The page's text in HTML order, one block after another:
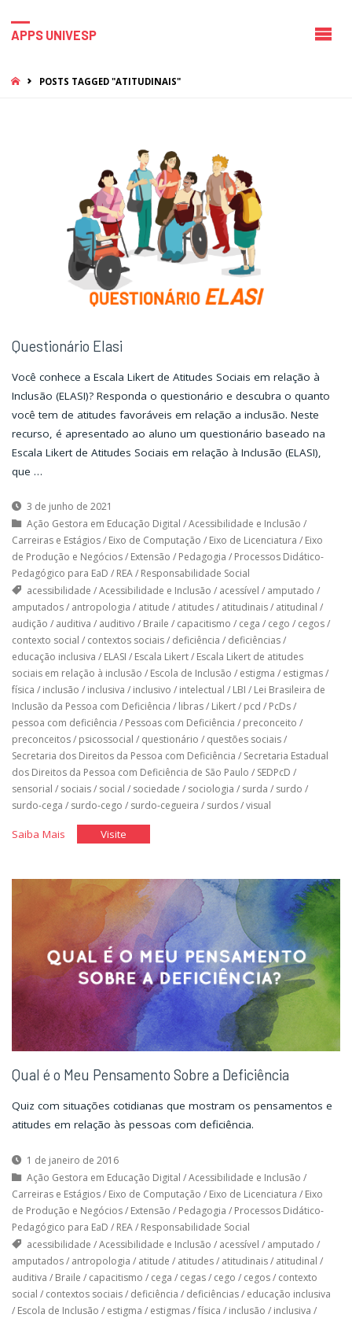
APPS UNIVESP
HOMEPOSTS TAGGED "ATITUDINAIS"
Questionário Elasi
Você conhece a Escala Likert de Atitudes Sociais em relação à
Inclusão (ELASI)? Responda o questionário e descubra o quanto
você tem de atitudes favoráveis em relação a inclusão. Neste
recurso, é apresentado ao aluno um questionário baseado na
Escala Likert de Atitudes Sociais em relação à Inclusão (ELASI),
que …
3 de junho de 2021
Ação Gestora em Educação Digital /Acessibilidade e Inclusão /
Carreiras e Estágios/ Eixo de Computação / Eixo de Licenciatura / Eixo
de Produção e Negócios/ Extensão / Pedagogia / Processos Didático-
Pedagógico para EaD / REA/ Responsabilidade Social
acessibilidade /Acessibilidade e Inclusão / acessível / amputado /
amputados/ antropologia / atitude / atitudes/ atitudinais/ atitudinal /
audição / auditiva / auditivo / Braile / capacitismo / cega / cego / cegos/
contexto social / contextos sociais/ deficiência / deficiências/
educação inclusiva / ELASI / Escala Likert/ Escala Likert de atitudes
sociais em relação à inclusão / Escola de Inclusão / estigma / estigmas/
física / inclusão / inclusiva / inclusivo / intelectual / LBI / Lei Brasileira de
Inclusão da Pessoa com Deficiência / libras/ Likert/ pcd / PcDs/
pessoa com deficiência / Pessoas com Deficiência / preconceito /
preconceitos/ psicossocial / questionário / questões sociais/
Secretaria dos Direitos da Pessoa com Deficiência / Secretaria Estadual
dos Direitos da Pessoa com Deficiência de São Paulo / SEDPcD /
sensorial / sociais/ social / sociedade / sociologia / surda / surdo /
surdo-cega / surdo-cego / surdo-cegueira / surdos/visual
Saiba Mais"Questionário
Visite"Questionário
Qual é o Meu Pensamento Sobre a Deficiência
Quiz com situações cotidianas que mostram os pensamentos e
atitudes em relação às pessoas com deficiência.
1 de janeiro de 2016
Ação Gestora em Educação Digital /Acessibilidade e Inclusão /
Carreiras e Estágios/ Eixo de Computação / Eixo de Licenciatura / Eixo
de Produção e Negócios/ Extensão / Pedagogia / Processos Didático-
Pedagógico para EaD / REA/ Responsabilidade Social
acessibilidade /Acessibilidade e Inclusão / acessível / amputado /
amputados/ antropologia / atitude / atitudes/ atitudinais/ atitudinal /
auditiva / Braile / capacitismo / cega / cegas/ cego / cegos/ contexto
social / contextos sociais/ deficiência / deficiências/ educação inclusiva
/ Escola de Inclusão / estigma / estigmas/física / inclusão / inclusiva /